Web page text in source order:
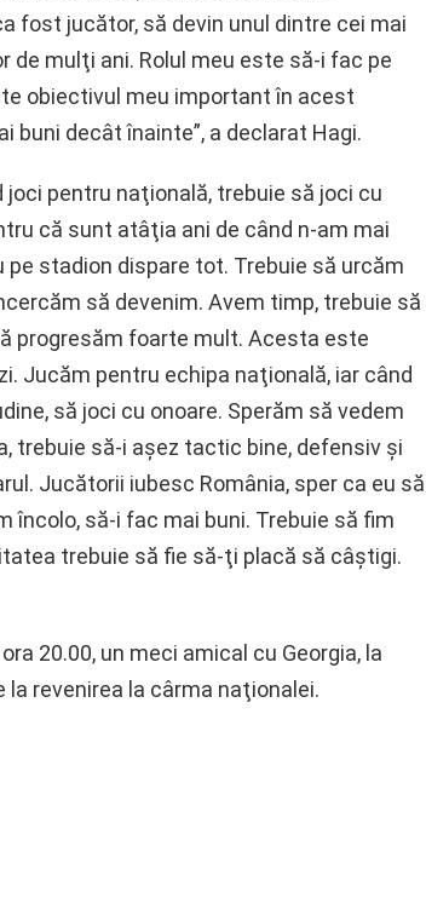
fost jucător, să devin unul dintre cei mai
de mulţi ani. Rolul meu este să-i fac pe
obiectivul meu important în acest
buni decât înainte”, a declarat Hagi.
pentru naţională, trebuie să joci cu
că sunt atâţia ani de când n-am mai
stadion dispare tot. Trebuie să urcăm
să devenim. Avem timp, trebuie să
progresăm foarte mult. Acesta este
Jucăm pentru echipa naţională, iar când
să joci cu onoare. Sperăm să vedem
trebuie să-i aşez tactic bine, defensiv şi
Jucătorii iubesc România, sper ca eu să
încolo, să-i fac mai buni. Trebuie să fim
trebuie să fie să-ţi placă să câştigi.
20.00, un meci amical cu Georgia, la
la revenirea la cârma naţionalei.